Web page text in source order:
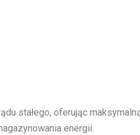
stałego, oferując
energii.